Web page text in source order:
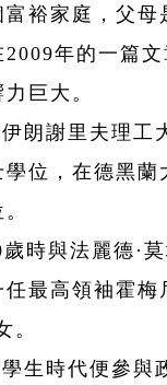
裕家庭，父母
2009年的一篇
巨大。
朗謝里夫理工
位，在德黑蘭
時與法麗德·
最高領袖霍梅
。
生時代便參與